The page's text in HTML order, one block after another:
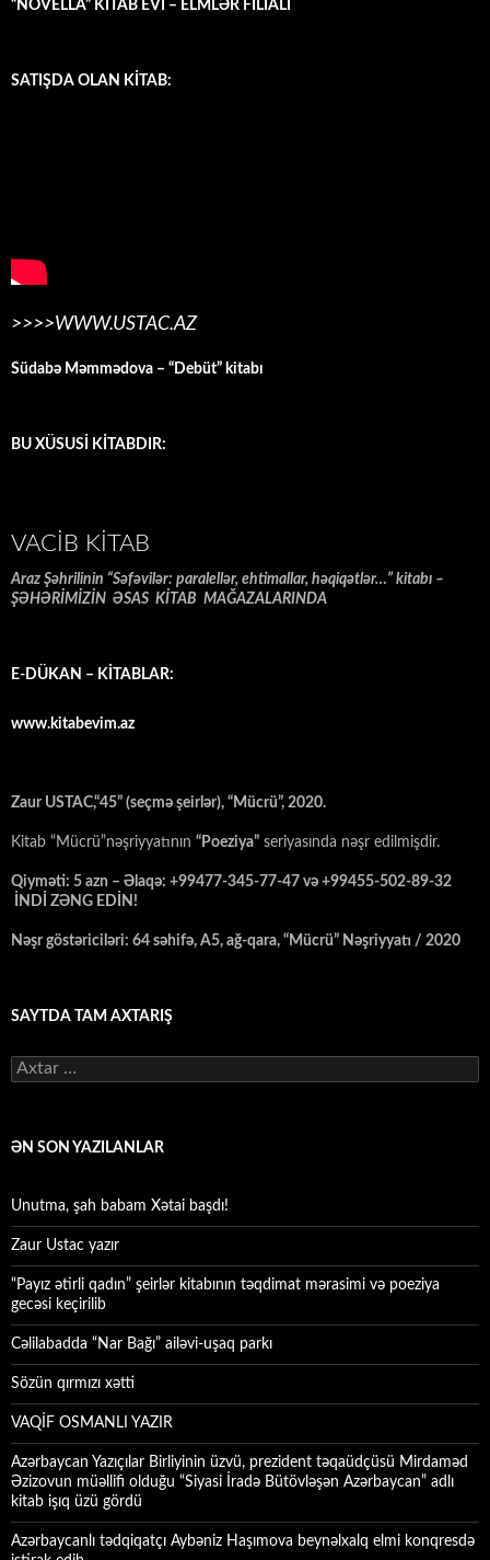
“NOVELLA” KİTAB EVİ – ELMLƏR FİLİALI
SATIŞDA OLAN KİTAB:
>>>>WWW.USTAC.AZ
Südabə Məmmədova – “Debüt” kitabı
BU XÜSUSİ KİTABDIR:
VACIB KITAB
Araz Şəhrilinin “Səfəvilər: paralellər, ehtimallar, həqiqətlər…” kitabı –
ŞƏHƏRİMİZİN ƏSAS KİTAB MAĞAZALARINDA
E-DÜKAN – KİTABLAR:
www.kitabevim.az
Zaur USTAC,“45” (seçmə şeirlər), “Mücrü”, 2020.
Kitab “Mücrü”nəşriyyatının “Poeziya” seriyasında nəşr edilmişdir.
Qiyməti: 5 azn – Əlaqə: +99477-345-77-47 və +99455-502-89-32
İNDİ ZƏNG EDİN!
Nəşr göstəriciləri: 64 səhifə, A5, ağ-qara, “Mücrü” Nəşriyyatı / 2020
SAYTDA TAM AXTARIŞ
Axtarış:
ƏN SON YAZILANLAR
Unutma, şah babam Xətai başdı!
Zaur Ustac yazır
“Payız ətirli qadın” şeirlər kitabının təqdimat mərasimi və poeziya
gecəsi keçirilib
Cəlilabadda “Nar Bağı” ailəvi-uşaq parkı
Sözün qırmızı xətti
VAQİF OSMANLI YAZIR
Azərbaycan Yazıçılar Birliyinin üzvü, prezident təqaüdçüsü Mirdaməd
Əzizovun müəllifi olduğu “Siyasi İradə Bütövləşən Azərbaycan” adlı
kitab işıq üzü gördü
Azərbaycanlı tədqiqatçı Aybəniz Haşımova beynəlxalq elmi konqresdə